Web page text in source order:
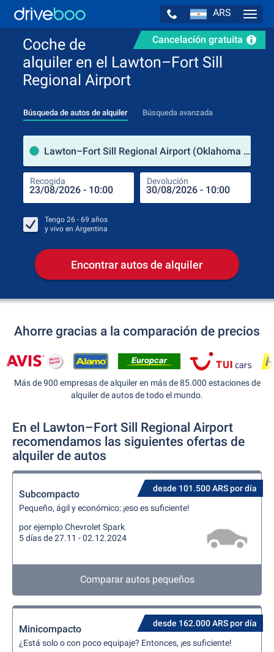
ARS
Cancelación gratuita
Coche de
alquiler en el Lawton–Fort Sill
Regional Airport
Búsqueda de autos de alquiler Búsqueda avanzada
Lawton–Fort Sill Regional Airport (Oklahoma / Estados Unidos de América)
Recogida Devolución
Tengo 26 - 69 años
y vivo en Argentina
Encontrar autos de alquiler
Ahorre gracias a la comparación de precios
Más de 900 empresas de alquiler en más de 85.000 estaciones de
alquiler de autos de todo el mundo.
En el Lawton–Fort Sill Regional Airport
recomendamos las siguientes ofertas de
alquiler de autos
desde 101.500 ARS por día
Subcompacto
Pequeño, ágil y económico: ¡eso es suficiente!
por ejemplo Chevrolet Spark
5 días de 27.11 - 02.12.2024
Comparar autos pequeños
desde 162.000 ARS por día
Minicompacto
¿Está solo o con poco equipaje? Entonces, ¡es suficiente!